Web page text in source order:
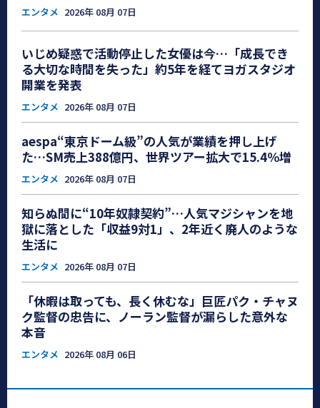
エンタメ 2026年 08月 07日
いじめ疑惑で活動停止した女優は今…「成長でき
る大切な時間を失った」約5年を経てヨガスタジオ
開業を発表
エンタメ 2026年 08月 07日
aespa“東京ドーム級”の人気が業績を押し上げ
た…SM売上388億円、世界ツアー拡大で15.4％増
エンタメ 2026年 08月 07日
知らぬ間に“10年奴隷契約”…人気マジシャンを地
獄に落とした「収益9対1」、2年近く廃人のような
生活に
エンタメ 2026年 08月 07日
「休暇は取っても、長く休むな」巨匠パク・チャヌ
ク監督の忠告に、ノーラン監督が漏らした意外な
本音
エンタメ 2026年 08月 06日